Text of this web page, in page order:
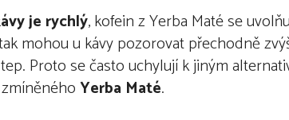
je rychlý, kofein z Yerba Maté se
mohou u kávy pozorovat přechodně
Proto se často uchylují k jiným
Yerba Maté.